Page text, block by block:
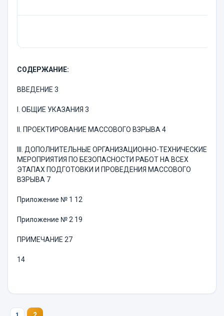
СОДЕРЖАНИЕ:
ВВЕДЕНИЕ 3
I. ОБЩИЕ УКАЗАНИЯ 3
II. ПРОЕКТИРОВАНИЕ МАССОВОГО ВЗРЫВА 4
ІІI. ДОПОЛНИТЕЛЬНЫЕ ОРГАНИЗАЦИОННО-ТЕХНИЧЕСКИЕ
МЕРОПРИЯТИЯ ПО БЕЗОПАСНОСТИ РАБОТ НА ВСЕХ
ЭТАПАХ ПОДГОТОВКИ И ПРОВЕДЕНИЯ МАССОВОГО
ВЗРЫВА 7
Приложение № 1 12
Приложение № 2 19
ПРИМЕЧАНИЕ 27
14